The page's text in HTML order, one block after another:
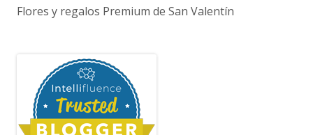
Flores y regalos Premium de San Valentín